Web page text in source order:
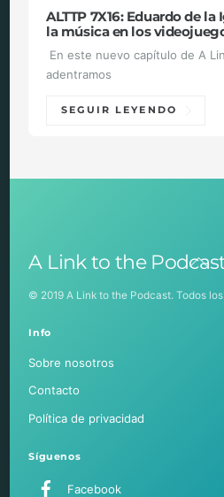
ALTTP 7X16: Eduardo de
la música en los
En este nuevo capítulo de A
adentramos
SEGUIR LEYENDO
Back
Top
A Link to the
© 2019 A Link to the Podcast. Todos
Info
Sobre nosotros
Contacto
Política de privacidad
Síguenos
Facebook